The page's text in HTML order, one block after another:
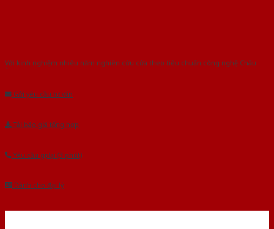
Với kinh nghiệm nhiêu năm nghiên cứu cửa theo tiêu chuẩn công nghệ Châu
Gửi yêu cầu tư vấn
Tải báo giá tổng hợp
Yêu cầu gọi lại (3 phút)
Dành cho đại lý